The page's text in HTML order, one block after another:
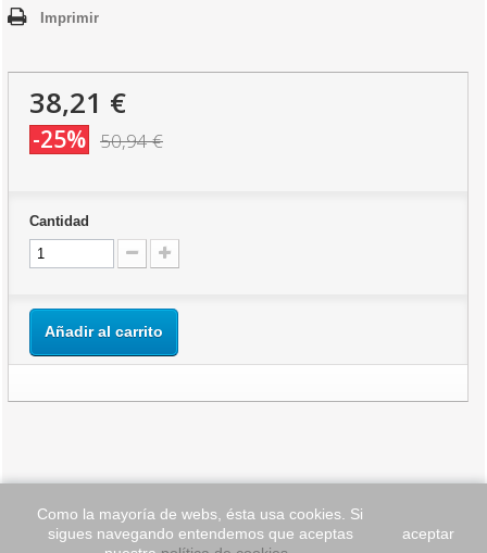
Imprimir
38,21 €
-25% 50,94 €
Cantidad
Añadir al carrito
INFORMACIÓN
Como la mayoría de webs, ésta usa cookies. Si
sigues navegando entendemos que aceptas
aceptar